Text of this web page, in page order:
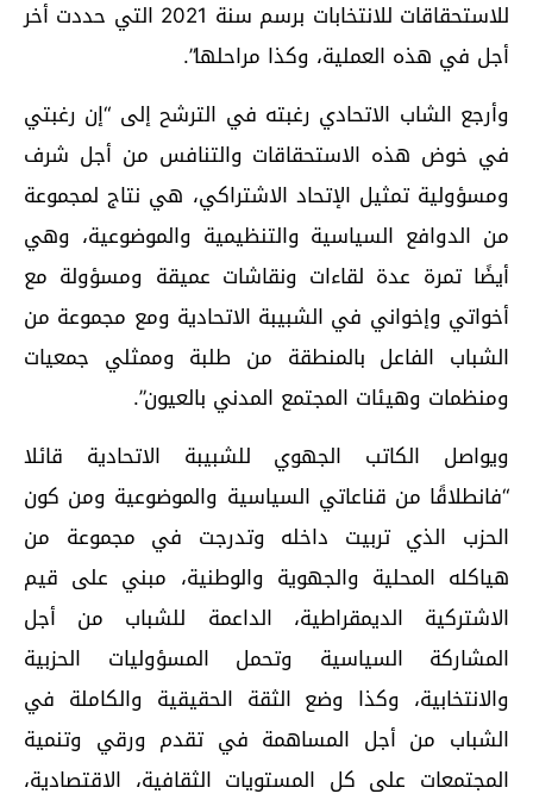
للاستحقاقات للانتخابات برسم سنة 2021 التي حددت أخر
أجل في هذه العملية، وكذا مراحلها”.
وأرجع الشاب الاتحادي رغبته في الترشح إلى “إن رغبتي
في خوض هذه الاستحقاقات والتنافس من أجل شرف
ومسؤولية تمثيل الإتحاد الاشتراكي، هي نتاج لمجموعة
من الدوافع السياسية والتنظيمية والموضوعية، وهي
أيضًا تمرة عدة لقاءات ونقاشات عميقة ومسؤولة مع
أخواتي وإخواني في الشبيبة الاتحادية ومع مجموعة من
الشباب الفاعل بالمنطقة من طلبة وممثلي جمعيات
ومنظمات وهيئات المجتمع المدني بالعيون”.
ويواصل الكاتب الجهوي للشبيبة الاتحادية قائلا
“فانطلاقًا من قناعاتي السياسية والموضوعية ومن كون
الحزب الذي تربيت داخله وتدرجت في مجموعة من
هياكله المحلية والجهوية والوطنية، مبني على قيم
الاشتركية الديمقراطية، الداعمة للشباب من أجل
المشاركة السياسية وتحمل المسؤوليات الحزبية
والانتخابية، وكذا وضع الثقة الحقيقية والكاملة في
الشباب من أجل المساهمة في تقدم ورقي وتنمية
المجتمعات على كل المستويات الثقافية، الاقتصادية،